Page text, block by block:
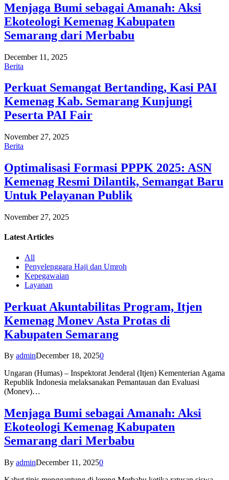
Menjaga Bumi sebagai Amanah: Aksi
Ekoteologi Kemenag Kabupaten
Semarang dari Merbabu
December 11, 2025
Berita
Perkuat Semangat Bertanding, Kasi PAI
Kemenag Kab. Semarang Kunjungi
Peserta PAI Fair
November 27, 2025
Berita
Optimalisasi Formasi PPPK 2025: ASN
Kemenag Resmi Dilantik, Semangat Baru
Untuk Pelayanan Publik
November 27, 2025
Latest Articles
All
Penyelenggara Haji dan Umroh
Kepegawaian
Layanan
Perkuat Akuntabilitas Program, Itjen
Kemenag Monev Asta Protas di
Kabupaten Semarang
By adminDecember 18, 20250
Ungaran (Humas) – Inspektorat Jenderal (Itjen) Kementerian Agama
Republik Indonesia melaksanakan Pemantauan dan Evaluasi
(Monev)…
Menjaga Bumi sebagai Amanah: Aksi
Ekoteologi Kemenag Kabupaten
Semarang dari Merbabu
By adminDecember 11, 20250